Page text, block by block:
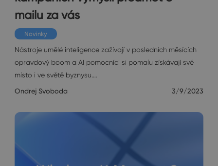
mailu za vás
Novinky
Nástroje umělé inteligence zažívají v posledních měsících
opravdový boom a AI pomocníci si pomalu získávají své
místo i ve světě byznysu.…
Ondrej Svoboda 3/9/2023